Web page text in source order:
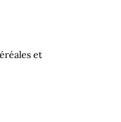
et